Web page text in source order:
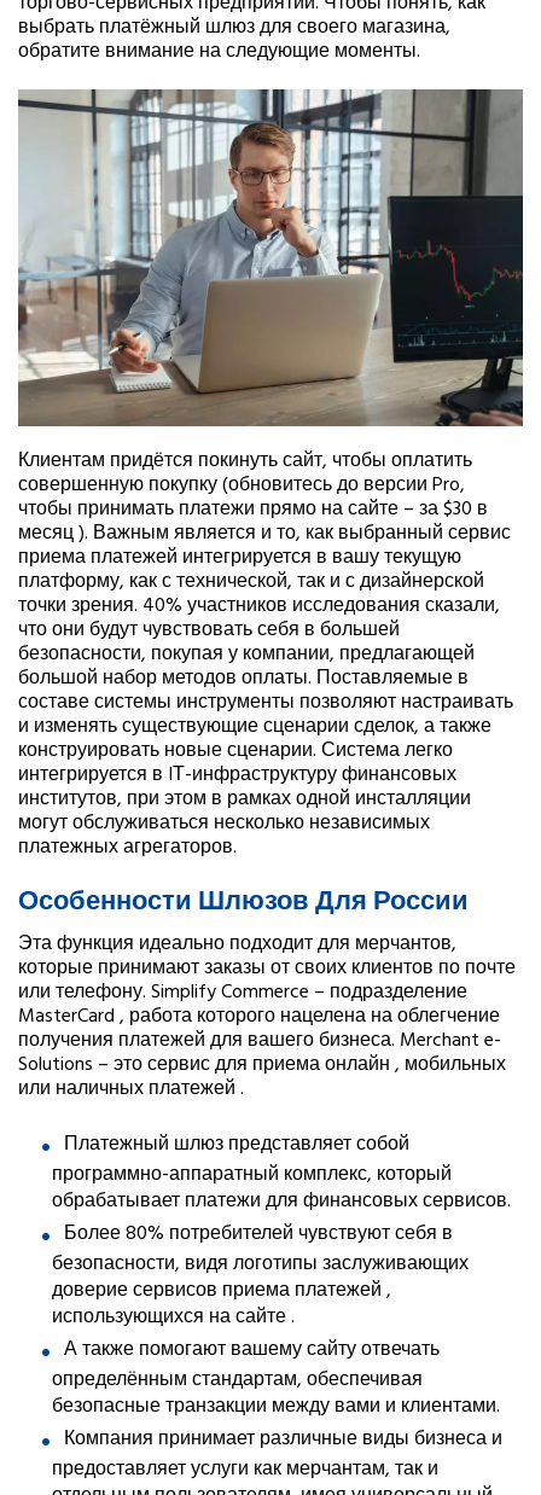
выбрать платёжный шлюз для своего магазина,
обратите внимание на следующие моменты.
Клиентам придётся покинуть сайт, чтобы оплатить
совершенную покупку (обновитесь до версии Pro,
чтобы принимать платежи прямо на сайте – за $30 в
месяц ). Важным является и то, как выбранный сервис
приема платежей интегрируется в вашу текущую
платформу, как с технической, так и с дизайнерской
точки зрения. 40% участников исследования сказали,
что они будут чувствовать себя в большей
безопасности, покупая у компании, предлагающей
большой набор методов оплаты. Поставляемые в
составе системы инструменты позволяют настраивать
и изменять существующие сценарии сделок, а также
конструировать новые сценарии. Система легко
интегрируется в IТ-инфраструктуру финансовых
институтов, при этом в рамках одной инсталляции
могут обслуживаться несколько независимых
платежных агрегаторов.
Особенности Шлюзов Для России
Эта функция идеально подходит для мерчантов,
которые принимают заказы от своих клиентов по почте
или телефону. Simplify Commerce – подразделение
MasterCard , работа которого нацелена на облегчение
получения платежей для вашего бизнеса. Merchant e-
Solutions – это сервис для приема онлайн , мобильных
или наличных платежей .
Платежный шлюз представляет собой
программно-аппаратный комплекс, который
обрабатывает платежи для финансовых сервисов.
Более 80% потребителей чувствуют себя в
безопасности, видя логотипы заслуживающих
доверие сервисов приема платежей ,
использующихся на сайте .
А также помогают вашему сайту отвечать
определённым стандартам, обеспечивая
безопасные транзакции между вами и клиентами.
Компания принимает различные виды бизнеса и
предоставляет услуги как мерчантам, так и